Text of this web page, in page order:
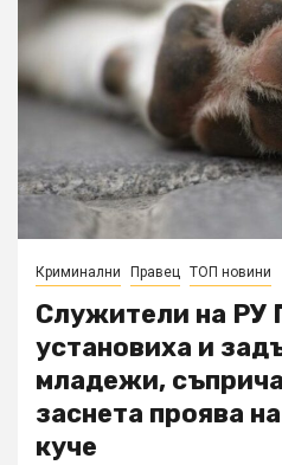
Криминални Правец ТОП новини
Служители на РУ
установиха и
младежи,
заснета проява
куче